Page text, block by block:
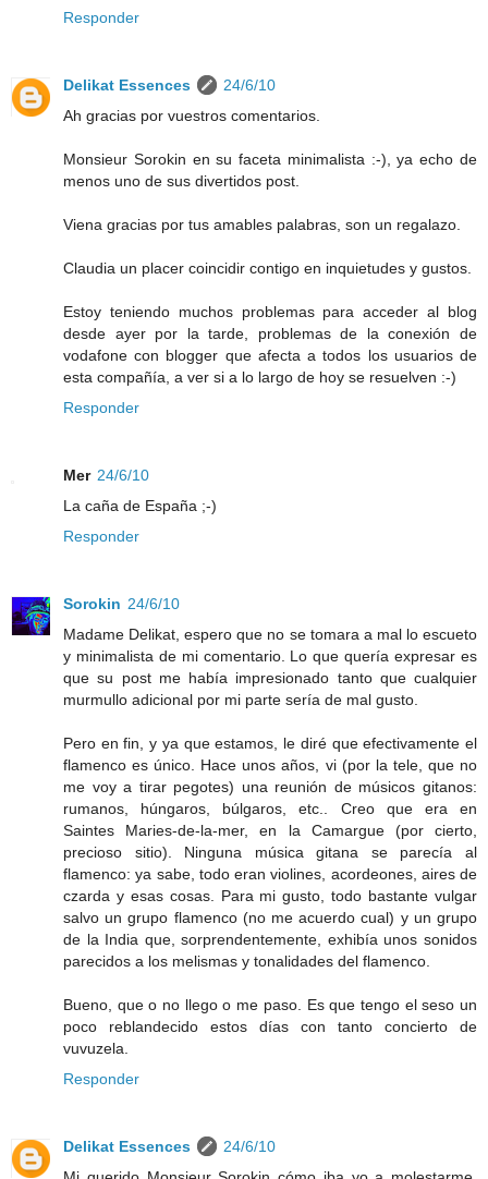
Responder
Delikat Essences
24/6/10
Ah gracias por vuestros comentarios.
Monsieur Sorokin en su faceta minimalista :-), ya echo de
menos uno de sus divertidos post.
Viena gracias por tus amables palabras, son un regalazo.
Claudia un placer coincidir contigo en inquietudes y gustos.
Estoy teniendo muchos problemas para acceder al blog
desde ayer por la tarde, problemas de la conexión de
vodafone con blogger que afecta a todos los usuarios de
esta compañía, a ver si a lo largo de hoy se resuelven :-)
Responder
Mer 24/6/10
La caña de España ;-)
Responder
Sorokin 24/6/10
Madame Delikat, espero que no se tomara a mal lo escueto
y minimalista de mi comentario. Lo que quería expresar es
que su post me había impresionado tanto que cualquier
murmullo adicional por mi parte sería de mal gusto.
Pero en fin, y ya que estamos, le diré que efectivamente el
flamenco es único. Hace unos años, vi (por la tele, que no
me voy a tirar pegotes) una reunión de músicos gitanos:
rumanos, húngaros, búlgaros, etc.. Creo que era en
Saintes Maries-de-la-mer, en la Camargue (por cierto,
precioso sitio). Ninguna música gitana se parecía al
flamenco: ya sabe, todo eran violines, acordeones, aires de
czarda y esas cosas. Para mi gusto, todo bastante vulgar
salvo un grupo flamenco (no me acuerdo cual) y un grupo
de la India que, sorprendentemente, exhibía unos sonidos
parecidos a los melismas y tonalidades del flamenco.
Bueno, que o no llego o me paso. Es que tengo el seso un
poco reblandecido estos días con tanto concierto de
vuvuzela.
Responder
Delikat Essences
24/6/10